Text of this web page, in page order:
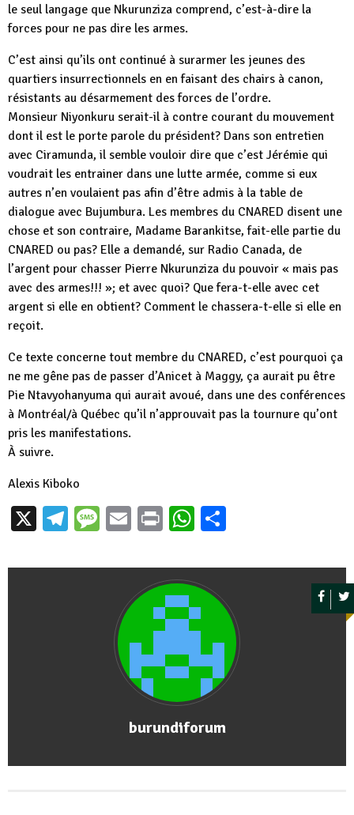
le seul langage que Nkurunziza comprend, c’est-à-dire la
forces pour ne pas dire les armes.
C’est ainsi qu’ils ont continué à surarmer les jeunes des
quartiers insurrectionnels en en faisant des chairs à canon,
résistants au désarmement des forces de l’ordre.
Monsieur Niyonkuru serait-il à contre courant du mouvement
dont il est le porte parole du président? Dans son entretien
avec Ciramunda, il semble vouloir dire que c’est Jérémie qui
voudrait les entrainer dans une lutte armée, comme si eux
autres n’en voulaient pas afin d’être admis à la table de
dialogue avec Bujumbura. Les membres du CNARED disent une
chose et son contraire, Madame Barankitse, fait-elle partie du
CNARED ou pas? Elle a demandé, sur Radio Canada, de
l’argent pour chasser Pierre Nkurunziza du pouvoir « mais pas
avec des armes!!! »; et avec quoi? Que fera-t-elle avec cet
argent si elle en obtient? Comment le chassera-t-elle si elle en
reçoit.
Ce texte concerne tout membre du CNARED, c’est pourquoi ça
ne me gêne pas de passer d’Anicet à Maggy, ça aurait pu être
Pie Ntavyohanyuma qui aurait avoué, dans une des conférences
à Montréal/à Québec qu’il n’approuvait pas la tournure qu’ont
pris les manifestations.
À suivre.
Alexis Kiboko
X Telegram
Message
EmailPrintWhatsApp
burundiforum